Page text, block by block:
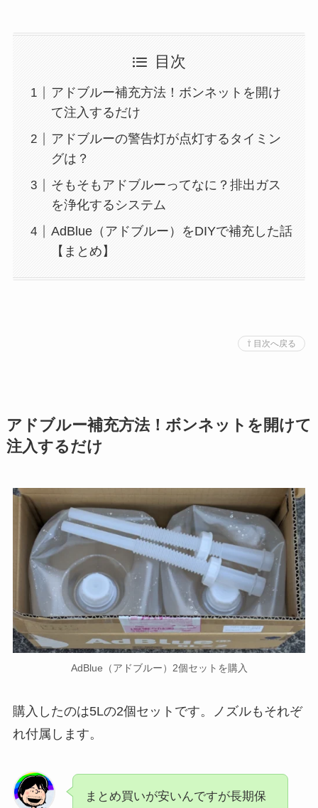
目次
アドブルー補充方法！ボンネットを開け
て注入するだけ
アドブルーの警告灯が点灯するタイミン
グは？
そもそもアドブルーってなに？排出ガス
を浄化するシステム
AdBlue（アドブルー）をDIYで補充した話
【まとめ】
⇧ 目次へ戻る
アドブルー補充方法！ボンネットを開けて
注入するだけ
AdBlue（アドブルー）2個セットを購入
購入したのは5Lの2個セットです。ノズルもそれぞ
れ付属します。
まとめ買いが安いんですが長期保